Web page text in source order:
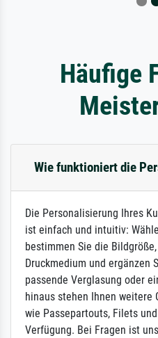
Häufige
Wie funktioniert die
Die Personalisierung Ihres
ist einfach und intuitiv:
bestimmen Sie die
Druckmedium und ergänzen
passende Verglasung oder
hinaus stehen Ihnen weitere
wie Passepartouts, Filets
Verfügung. Bei Fragen ist